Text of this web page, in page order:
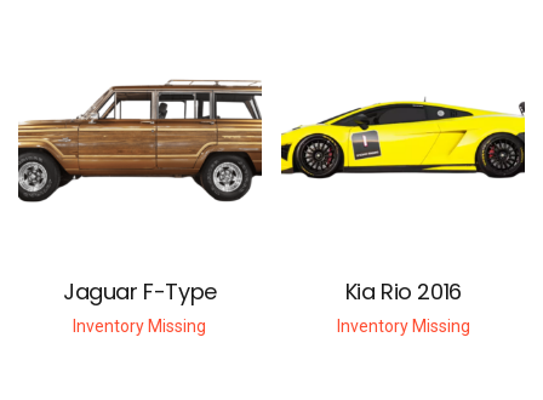
Jaguar F-Type
Inventory Missing
Kia Rio 2016
Inventory Missing